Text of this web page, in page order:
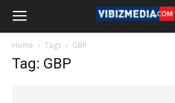
Home Tags GBP
Tag: GBP